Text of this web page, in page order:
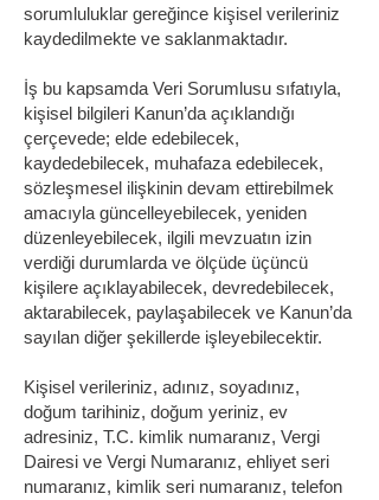
sorumluluklar gereğince kişisel verileriniz
kaydedilmekte ve saklanmaktadır.
İş bu kapsamda Veri Sorumlusu sıfatıyla,
kişisel bilgileri Kanun’da açıklandığı
çerçevede; elde edebilecek,
kaydedebilecek, muhafaza edebilecek,
sözleşmesel ilişkinin devam ettirebilmek
amacıyla güncelleyebilecek, yeniden
düzenleyebilecek, ilgili mevzuatın izin
verdiği durumlarda ve ölçüde üçüncü
kişilere açıklayabilecek, devredebilecek,
aktarabilecek, paylaşabilecek ve Kanun’da
sayılan diğer şekillerde işleyebilecektir.
Kişisel verileriniz, adınız, soyadınız,
doğum tarihiniz, doğum yeriniz, ev
adresiniz, T.C. kimlik numaranız, Vergi
Dairesi ve Vergi Numaranız, ehliyet seri
numaranız, kimlik seri numaranız, telefon